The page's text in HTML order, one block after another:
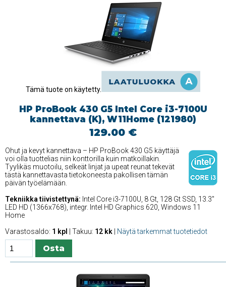
Tämä tuote on käytetty.
HP ProBook 430 G5 Intel Core i3-7100U
kannettava (K), W11Home (121980)
129.00 €
Ohut ja kevyt kannettava – HP ProBook 430 G5 käyttäjä
voi olla tuottelias niin konttorilla kuin matkoillakin.
Tyylikäs muotoilu, selkeät linjat ja upeat reunat tekevät
tästä kannettavasta tietokoneesta pakollisen tämän
päivän työelämään.
Tekniikka tiivistettynä: Intel Core i3-7100U, 8 Gt, 128 Gt SSD, 13.3''
LED HD (1366x768), integr. Intel HD Graphics 620, Windows 11
Home
Varastosaldo: 1 kpl | Takuu: 12 kk Näytä tarkemmat tuotetiedot